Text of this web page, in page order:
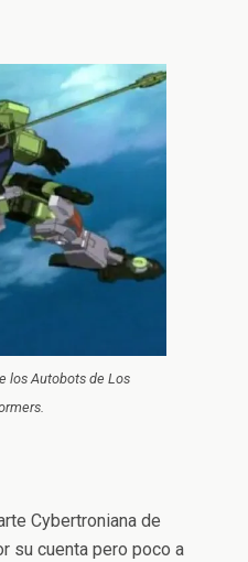
los Autobots de Los
Cybertroniana de
su cuenta pero poco a